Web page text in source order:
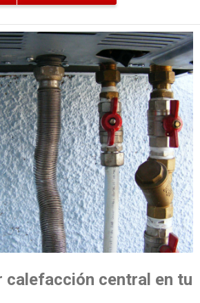
calefacción central en tu